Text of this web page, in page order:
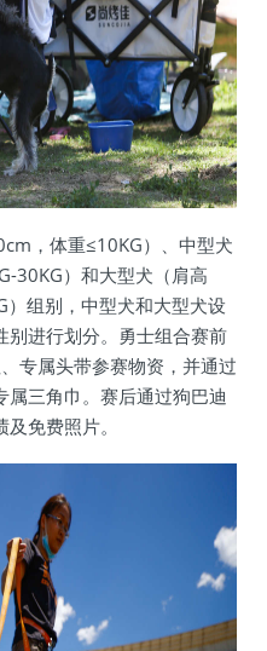
，体重≤10KG）、中型犬
30KG）和大型犬（肩高
组别，中型犬和大型犬设
别进行划分。勇士组合赛前
专属头带参赛物资，并通过
属三角巾。赛后通过狗巴迪
免费照片。